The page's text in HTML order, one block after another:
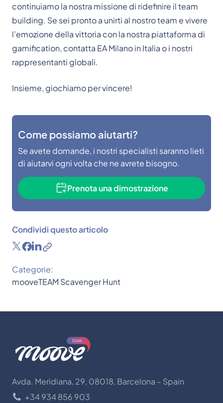
continuiamo la nostra missione di ridefinire il team
building. Se sei pronto a unirti al nostro team e vivere
l’emozione della vittoria con la nostra piattaforma di
gamification, contatta EA Milano in Italia o i nostri
rappresentanti globali.
Insieme, giochiamo per vincere!
Come possiamo aiutarti?
Se avete domande, i nostri specialisti saranno lieti
di aiutarvi ogni volta che ne avrete bisogno.
Prenota una dimostrazione
Condividi questo articolo
Categorie:
mooveTEAM Scavenger Hunt
Avda. Meridiana, 29, 08018, Barcelona – Spain
+34 934 856 903